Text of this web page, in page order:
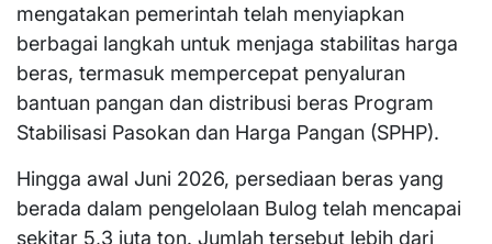
mengatakan pemerintah telah menyiapkan
berbagai langkah untuk menjaga stabilitas harga
beras, termasuk mempercepat penyaluran
bantuan pangan dan distribusi beras Program
Stabilisasi Pasokan dan Harga Pangan (SPHP).
Hingga awal Juni 2026, persediaan beras yang
berada dalam pengelolaan Bulog telah mencapai
sekitar 5,3 juta ton. Jumlah tersebut lebih dari